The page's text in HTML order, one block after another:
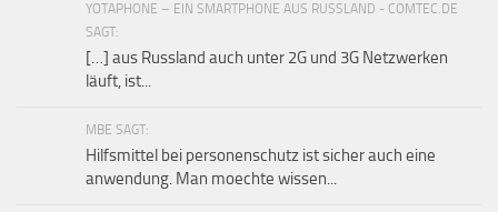
YOTAPHONE – EIN SMARTPHONE AUS RUSSLAND - COMTEC.DE
SAGT:
[…] aus Russland auch unter 2G und 3G Netzwerken
läuft, ist...
MBE SAGT:
Hilfsmittel bei personenschutz ist sicher auch eine
anwendung. Man moechte wissen...